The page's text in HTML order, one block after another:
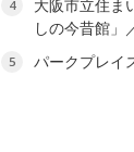
4
大阪市立住ま
しの今昔館」
5
パークプレイ